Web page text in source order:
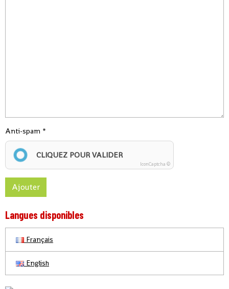
Anti-spam
CLIQUEZ POUR VALIDER
IconCaptcha ©
Ajouter
Langues disponibles
Français
English